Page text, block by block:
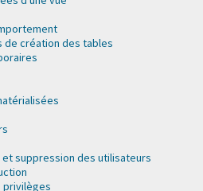
création des tables
suppression des utilisateurs
privilèges